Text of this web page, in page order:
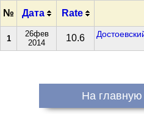
№ Дата Rate
1
26фев
2014
10.6
На главную